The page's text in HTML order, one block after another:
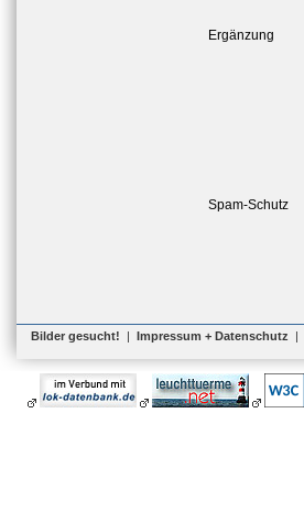
Ergänzung
Spam-Schutz
Bilder gesucht! | Impressum + Datenschutz |